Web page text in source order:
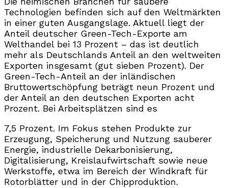
Technologien befinden sich auf den Weltmärkten
in einer guten Ausgangslage. Aktuell liegt der
Anteil deutscher Green-Tech-Exporte am
Welthandel bei 13 Prozent – das ist deutlich
mehr als Deutschlands Anteil an den weltweiten
Exporten insgesamt (gut sieben Prozent). Der
Green-Tech-Anteil an der inländischen
Bruttowertschöpfung beträgt neun Prozent und
der Anteil an den deutschen Exporten acht
Prozent. Bei Arbeitsplätzen sind es
7,5 Prozent. Im Fokus stehen Produkte zur
Erzeugung, Speicherung und Nutzung sauberer
Energie, industrielle Dekarbonisierung,
Digitalisierung, Kreislaufwirtschaft sowie neue
Werkstoffe, etwa im Bereich der Windkraft für
Rotorblätter und in der Chipproduktion.